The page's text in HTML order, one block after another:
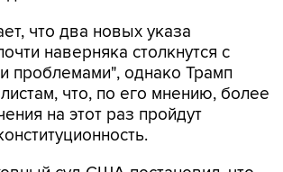
что два новых указа
наверняка столкнутся с
проблемами", однако Трамп
что, по его мнению, более
на этот раз пройдут